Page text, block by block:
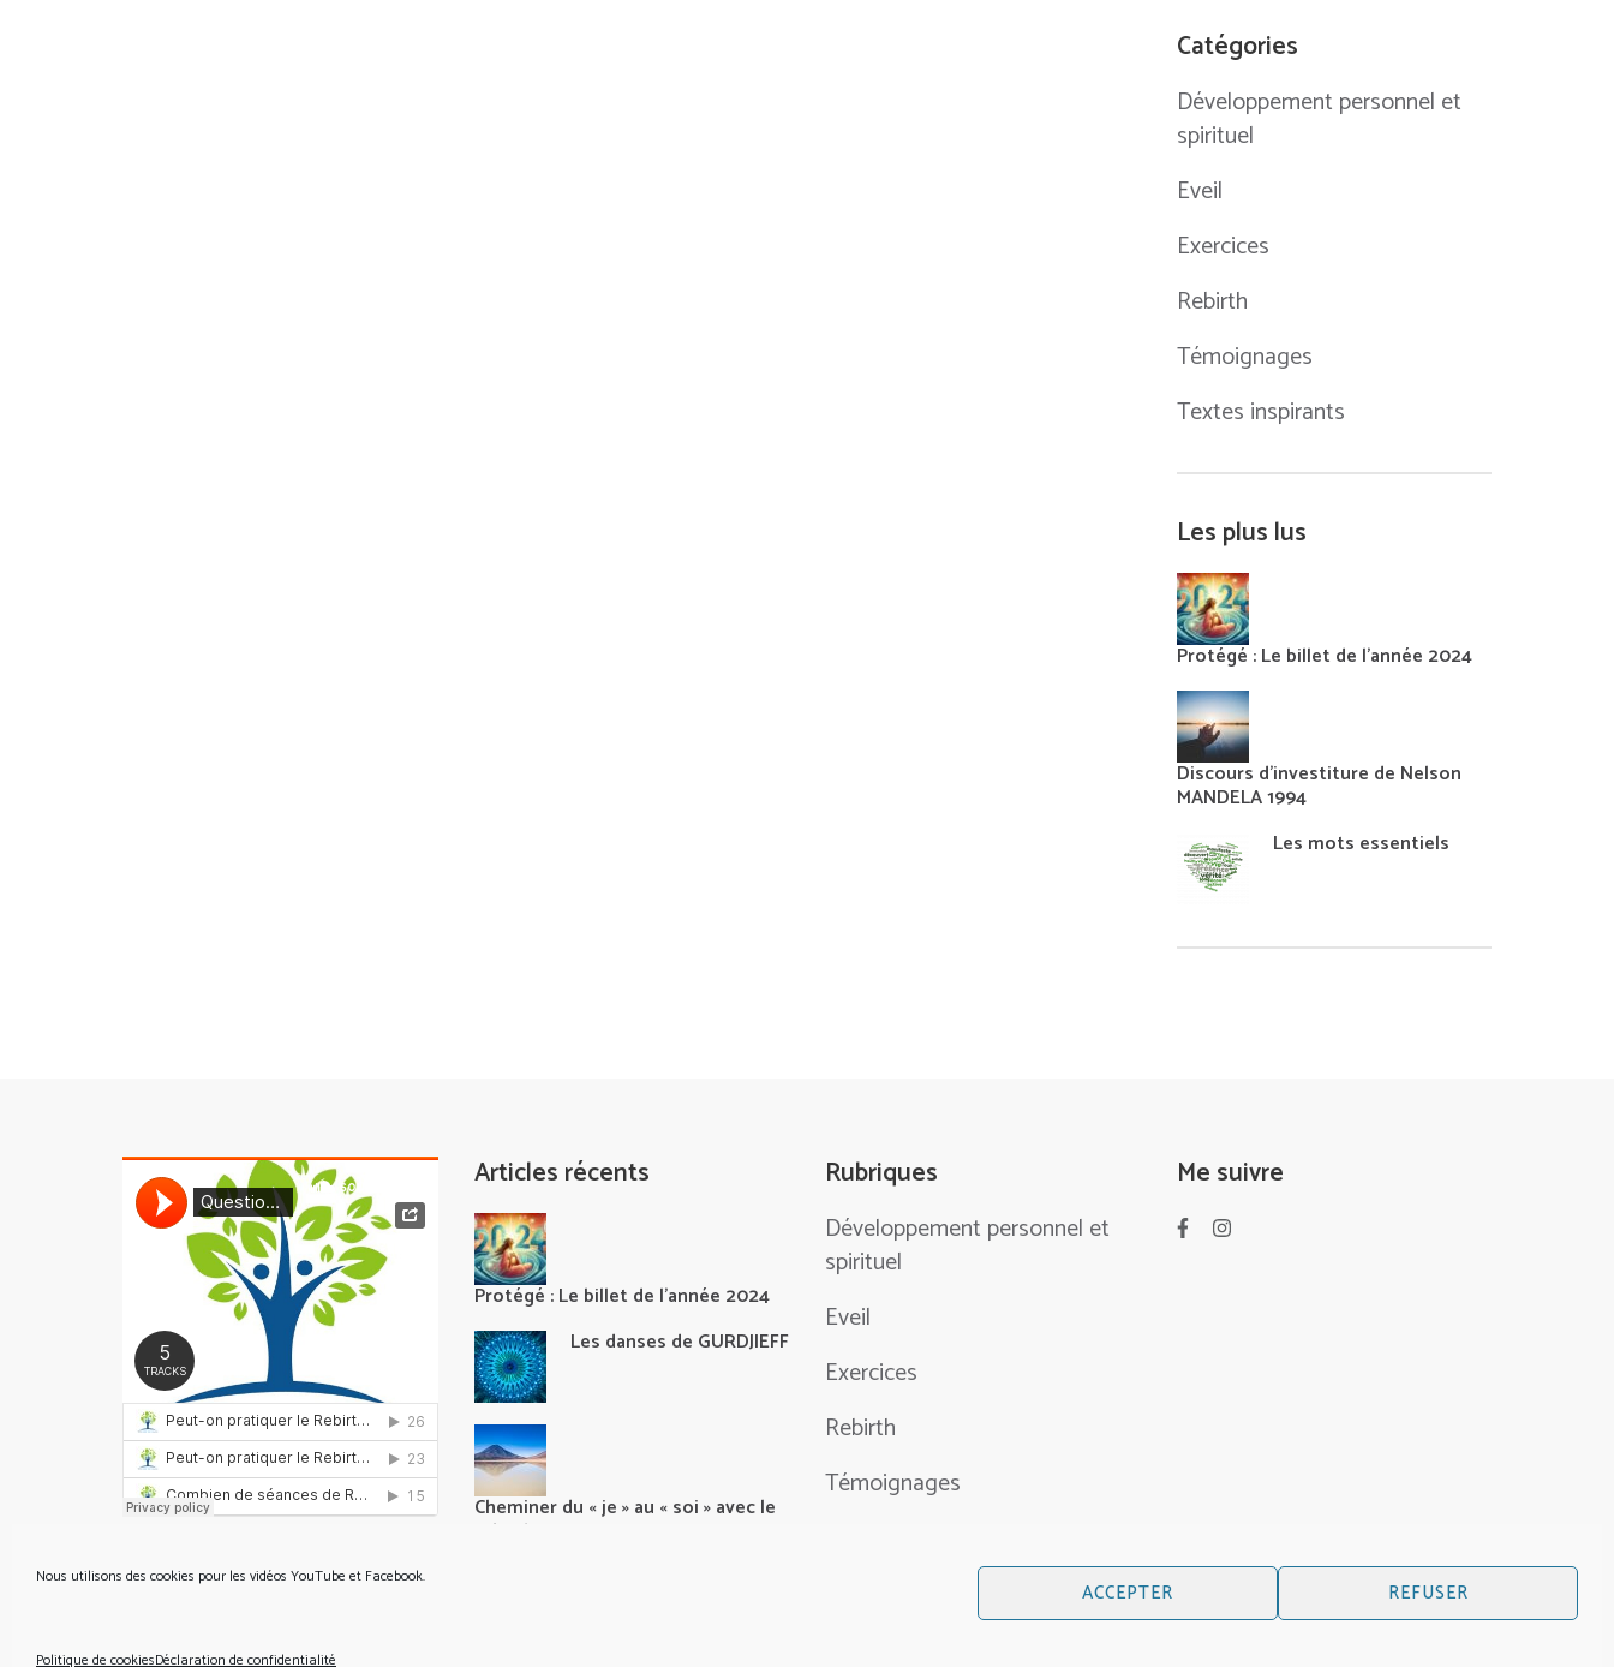
Nous utilisons des cookies pour les vidéos YouTube et Facebook.
ACCEPTER REFUSER
Politique de cookiesDéclaration de confidentialité
Catégories
Développement personnel et
spirituel
Eveil
Exercices
Rebirth
Témoignages
Textes inspirants
Les plus lus
Protégé : Le billet de l’année 2024
Discours d’investiture de Nelson
MANDELA 1994
Les mots essentiels
Articles récents
Protégé : Le billet de l’année 2024
Les danses de GURDJIEFF
Cheminer du « je » au « soi » avec le
rebirth
Rubriques
Développement personnel et
spirituel
Eveil
Exercices
Rebirth
Témoignages
Me suivre
© Copyright 2026Marthe Vertueux